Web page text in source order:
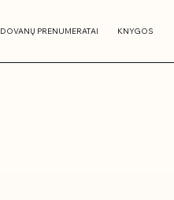
DOVANŲ PRENUMERATAI KNYGOS